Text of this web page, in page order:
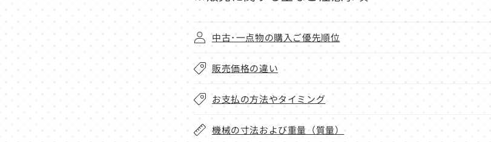
中古･一点物の購入ご優先順位
販売価格の違い
お支払の方法やタイミング
機械の寸法および重量（質量）